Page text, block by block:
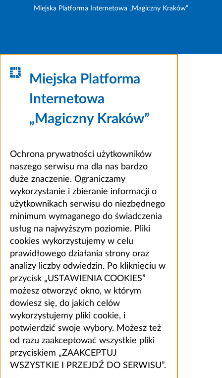
Miejska Platforma Internetowa „Magiczny Kraków”
Miejska Platforma
Internetowa
„Magiczny Kraków”
Ochrona prywatności użytkowników
naszego serwisu ma dla nas bardzo
duże znaczenie. Ograniczamy
wykorzystanie i zbieranie informacji o
użytkownikach serwisu do niezbędnego
minimum wymaganego do świadczenia
usług na najwyższym poziomie. Pliki
cookies wykorzystujemy w celu
prawidłowego działania strony oraz
analizy liczby odwiedzin. Po kliknięciu w
przycisk „USTAWIENIA COOKIES”
możesz otworzyć okno, w którym
dowiesz się, do jakich celów
wykorzystujemy pliki cookie, i
potwierdzić swoje wybory. Możesz też
od razu zaakceptować wszystkie pliki
przyciskiem „ZAAKCEPTUJ
WSZYSTKIE I PRZEJDŹ DO SERWISU”.